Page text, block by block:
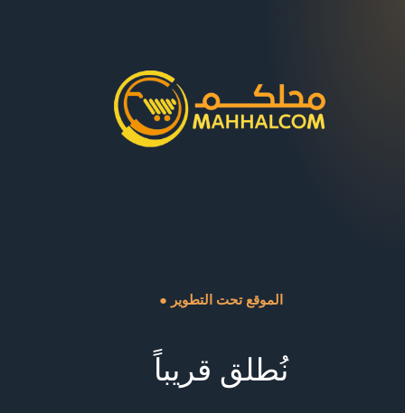
● الموقع تحت التطوير
نُطلق قريباً